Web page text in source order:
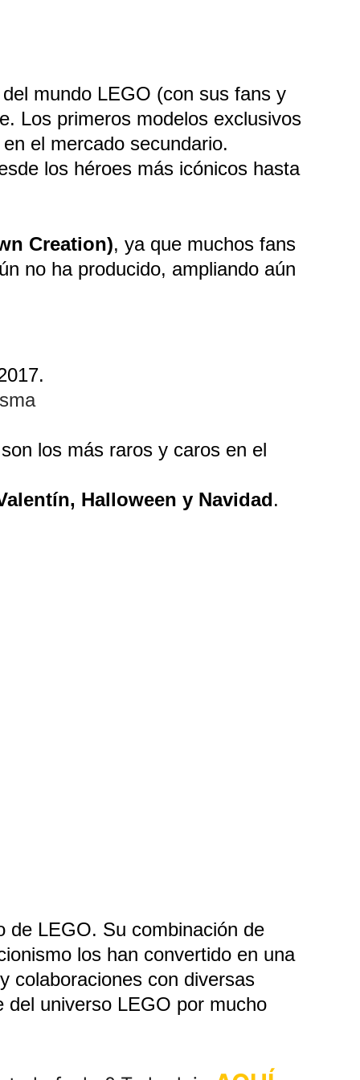
mundo LEGO (con sus fans y
Los primeros modelos exclusivos
el mercado secundario.
los héroes más icónicos hasta
Creation), ya que muchos fans
no ha producido, ampliando aún
los más raros y caros en el
Halloween y Navidad.
de LEGO. Su combinación de
los han convertido en una
colaboraciones con diversas
del universo LEGO por mucho